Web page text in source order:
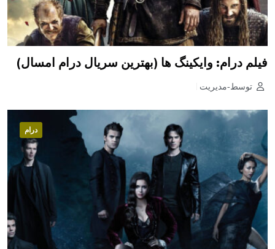
فیلم درام: وایکینگ ها (بهترین سریال درام امسال)
توسط-مدیریت
درام